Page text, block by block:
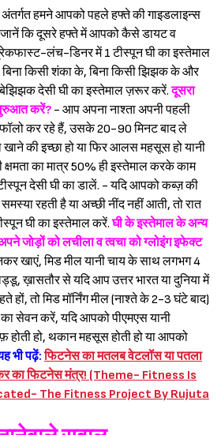
हमने आपको पहले हफ्ते की गाइडलाइन्स
जानें कि दूसरे हफ्ते में आपको कैसे डायट व
लंच-डिनर में 1 टीस्पून घी का इस्तेमाल
किसी शंका के, बिना किसी झिझक के और
देसी घी का इस्तेमाल ज़रूर करें.दूसरा
करें? - आप अपना नाश्ता अपनी पहली
कर रहे हैं, उसके 20-90 मिनट बाद ले
खाने की इच्छा हो या फिर आलस महसूस हो यानी
का मात्र 50% ही इस्तेमाल करके काम
देसी घी का डालें. - यदि आपको कब्ज़ की
रहती है या अच्छी नींद नहीं आती, तो रात
घी का इस्तेमाल करें.घी के इस्तेमाल के अन्य
जोड़ों को लचीला व त्वचा को ग्लोइंग इफेक्ट
खाएं, मिड मील यानी चाय के साथ लगभग 4
ख़ासतौर से यदि आप उत्तर भारत या दुनिया में
हों, तो मिड मॉर्निंग मील (नाश्ते के 2-3 घंटे बाद)
सेवन करें, यदि आपको पीएमएस यानी
हो, थकान महसूस होती हो या आपको
भी पढ़ें:फिटनेस का मतलब वेटलॉस या पतला
का फिटनेस मंत्र! (Theme- Fitness Is
The Fitness Project By Rujuta